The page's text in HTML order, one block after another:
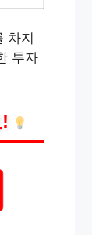
차지
투자